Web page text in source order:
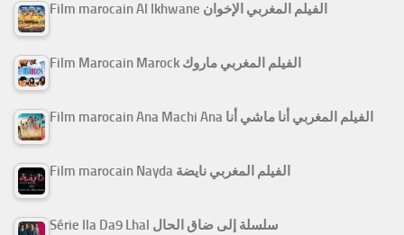
Film marocain Al Ikhwane الفيلم المغربي الإخوان
Film Marocain Marock الفيلم المغربي ماروك
Film marocain Ana Machi Ana الفيلم المغربي أنا ماشي أنا
Film marocain Nayda الفيلم المغربي نايضة
Série Ila Da9 Lhal سلسلة إلى ضاق الحال